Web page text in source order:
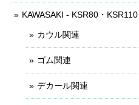
KAWASAKI - KSR80・KSR110
カウル関連
ゴム関連
デカール関連